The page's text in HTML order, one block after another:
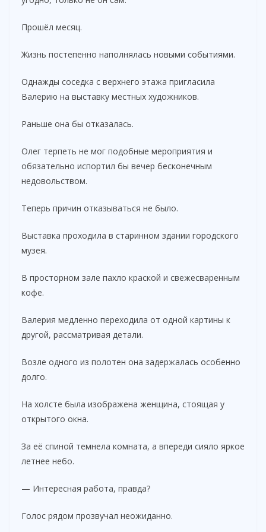
Прошёл месяц.
Жизнь постепенно наполнялась новыми событиями.
Однажды соседка с верхнего этажа пригласила
Валерию на выставку местных художников.
Раньше она бы отказалась.
Олег терпеть не мог подобные мероприятия и
обязательно испортил бы вечер бесконечным
недовольством.
Теперь причин отказываться не было.
Выставка проходила в старинном здании городского
музея.
В просторном зале пахло краской и свежесваренным
кофе.
Валерия медленно переходила от одной картины к
другой, рассматривая детали.
Возле одного из полотен она задержалась особенно
долго.
На холсте была изображена женщина, стоящая у
открытого окна.
За её спиной темнела комната, а впереди сияло яркое
летнее небо.
— Интересная работа, правда?
Голос рядом прозвучал неожиданно.